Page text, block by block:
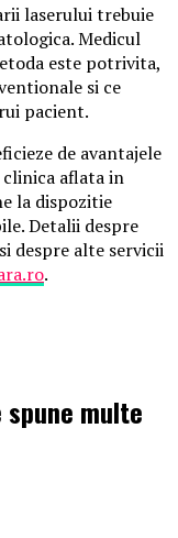
laserului trebuie
Medicul
este potrivita,
si ce
pacient.
de avantajele
aflata in
la dispozitie
Detalii despre
despre alte servicii
.
multe